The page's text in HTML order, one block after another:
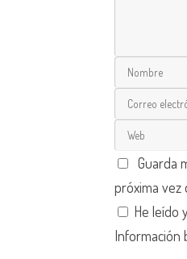
Guarda
próxima vez
He leído
Información